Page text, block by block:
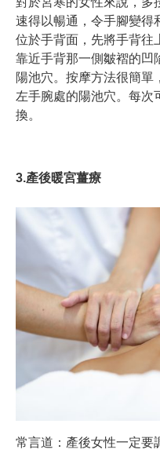
速得以暢通，令手腳變得
位於手背面，先將手背往
靠近手背那一側皺褶的凹
陽池穴。按摩方法很簡單
左手腕處的陽池穴。每次
換。
3.產後暖宮薑療
常言道：產後女性一定要